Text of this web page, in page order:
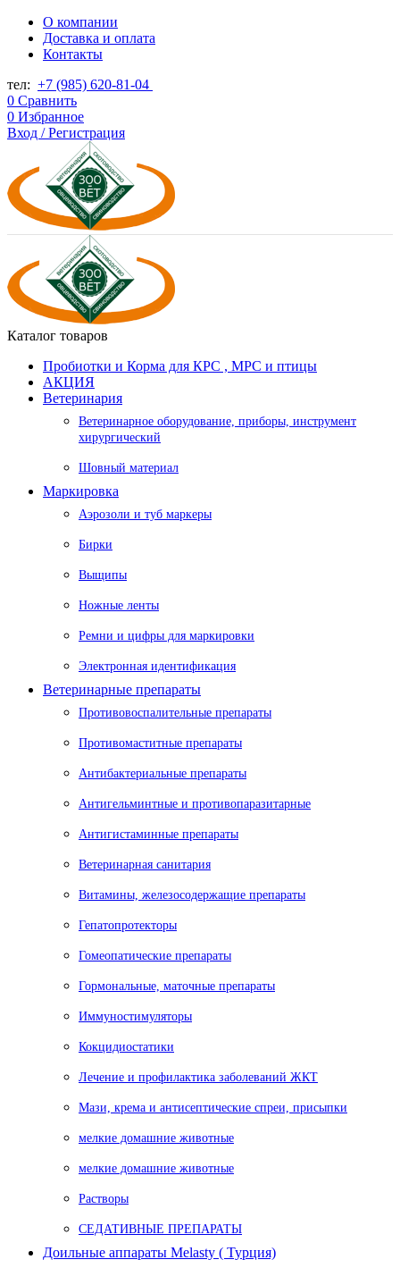
О компании
Доставка и оплата
Контакты
тел: +7 (985) 620-81-04
0 Сравнить
0 Избранное
Вход / Регистрация
Каталог товаров
Пробиотки и Корма для КРС , МРС и птицы
АКЦИЯ
Ветеринария
Ветеринарное оборудование, приборы, инструмент
хирургический
Шовный материал
Маркировка
Аэрозоли и туб маркеры
Бирки
Выщипы
Ножные ленты
Ремни и цифры для маркировки
Электронная идентификация
Ветеринарные препараты
Противовоспалительные препараты
Противомаститные препараты
Антибактериальные препараты
Антигельминтные и противопаразитарные
Антигистаминные препараты
Ветеринарная санитария
Витамины, железосодержащие препараты
Гепатопротекторы
Гомеопатические препараты
Гормональные, маточные препараты
Иммуностимуляторы
Кокцидиостатики
Лечение и профилактика заболеваний ЖКТ
Мази, крема и антисептические спреи, присыпки
мелкие домашние животные
мелкие домашние животные
Растворы
СЕДАТИВНЫЕ ПРЕПАРАТЫ
Доильные аппараты Melasty ( Турция)